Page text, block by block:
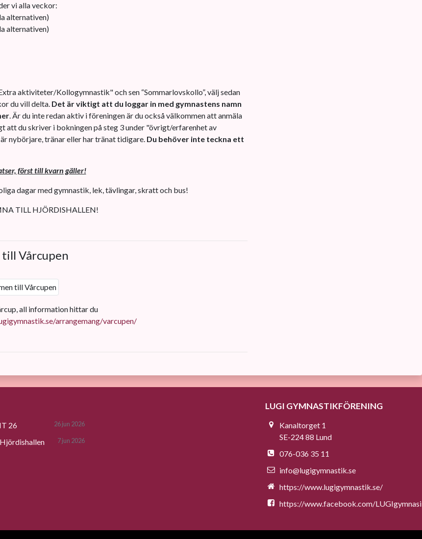
vi alla veckor:
alternativen)
alternativen)
aktiviteter/Kollogymnastik" och sen “Sommarlovskollo”, välj sedan
du vill delta. Det är viktigt att du loggar in med gymnastens namn
. Är du inte redan aktiv i föreningen är du också välkommen att anmäla
att du skriver i bokningen på steg 3 under "övrigt/erfarenhet av
nybörjare, tränar eller har tränat tidigare. Du behöver inte teckna ett
först till kvarn gäller!
dagar med gymnastik, lek, tävlingar, skratt och bus!
TILL HJÖRDISHALLEN!
Vårcupen
all information hittar du
arrangemang/varcupen/
26 26 jun 2026
7 jun 2026
LUGI GYMNASTIKFÖRENING
Kanaltorget 1
SE-224 88 Lund
076-036 35 11
info@lugigymnastik.se
https://www.lugigymnastik.se/
https://www.facebook.com/